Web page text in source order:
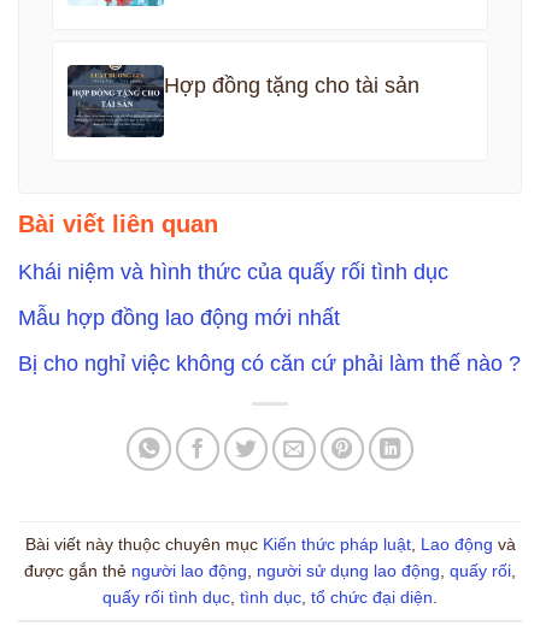
Hợp đồng tặng cho tài sản
Bài viết liên quan
Khái niệm và hình thức của quấy rối tình dục
Mẫu hợp đồng lao động mới nhất
Bị cho nghỉ việc không có căn cứ phải làm thế nào ?
Bài viết này thuộc chuyên mục Kiến thức pháp luật, Lao động và
được gắn thẻ người lao động người sử dụng lao động quấy rối
quấy rối tình dục tình dục tổ chức đại diện